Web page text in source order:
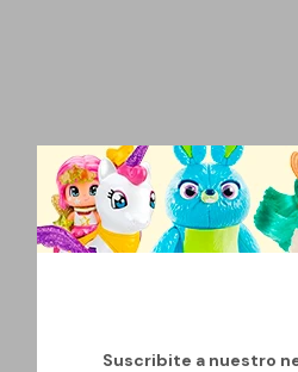
Suscribite a nuestro
Colgante
lleno de
única de
elegante
que